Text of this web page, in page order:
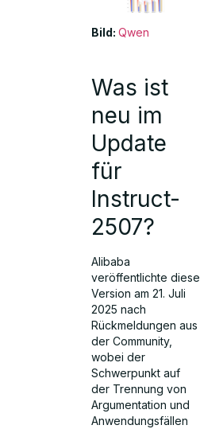
Bild:Qwen
Was ist
neu im
Update
für
Instruct-
2507?
Alibaba
veröffentlichte diese
Version am 21. Juli
2025 nach
Rückmeldungen aus
der Community,
wobei der
Schwerpunkt auf
der Trennung von
Argumentation und
Anwendungsfällen